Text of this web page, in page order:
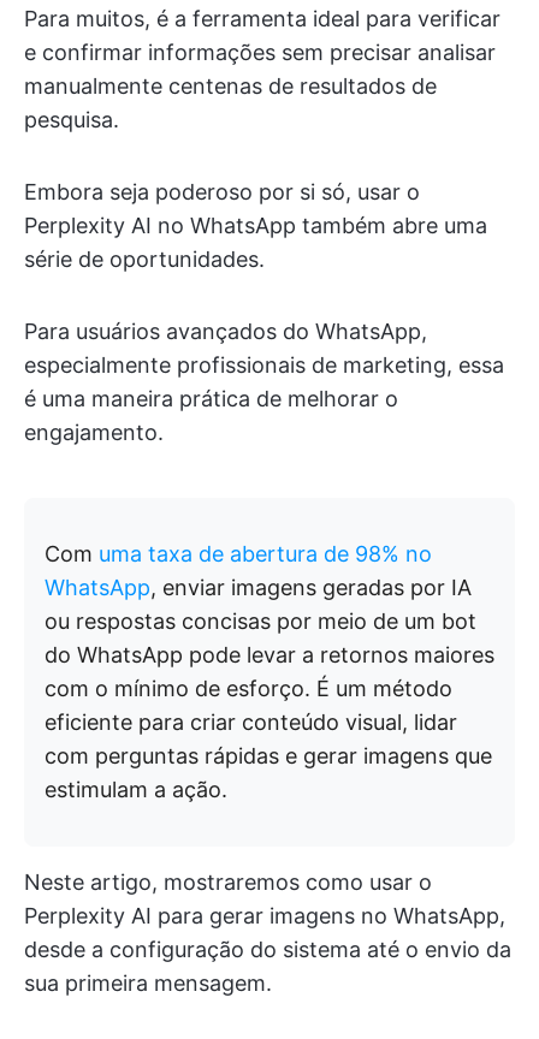
Para muitos, é a ferramenta ideal para verificar
e confirmar informações sem precisar analisar
manualmente centenas de resultados de
pesquisa.
Embora seja poderoso por si só, usar o
Perplexity AI no WhatsApp também abre uma
série de oportunidades.
Para usuários avançados do WhatsApp,
especialmente profissionais de marketing, essa
é uma maneira prática de melhorar o
engajamento.
Com uma taxa de abertura de 98% no
WhatsApp, enviar imagens geradas por IA
ou respostas concisas por meio de um bot
do WhatsApp pode levar a retornos maiores
com o mínimo de esforço. É um método
eficiente para criar conteúdo visual, lidar
com perguntas rápidas e gerar imagens que
estimulam a ação.
Neste artigo, mostraremos como usar o
Perplexity AI para gerar imagens no WhatsApp,
desde a configuração do sistema até o envio da
sua primeira mensagem.